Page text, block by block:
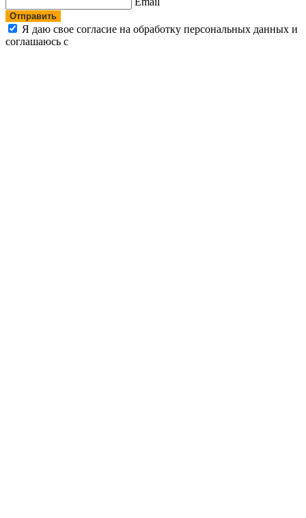
Отправить
Я даю свое согласие на обработку персональных данных и
соглашаюсь с